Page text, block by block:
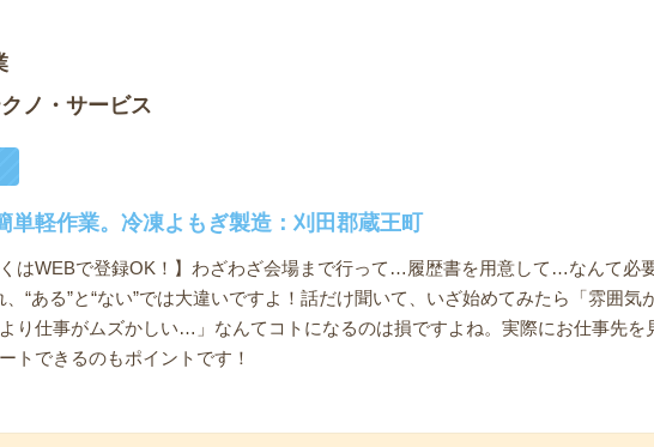
ノ・サービス
単軽作業。冷凍よもぎ製造：刈田郡蔵王町
くはWEBで登録OK！】わざわざ会場まで行って…履歴書を用意して…なんて必
、“ある”と“ない”では大違いですよ！話だけ聞いて、いざ始めてみたら「雰囲気
り仕事がムズかしい…」なんてコトになるのは損ですよね。実際にお仕事先を
トできるのもポイントです！